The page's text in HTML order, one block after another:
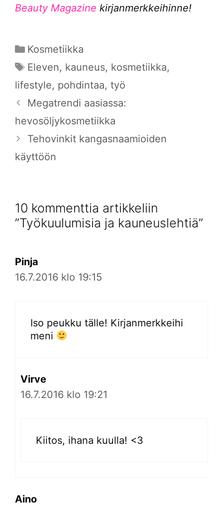
Beauty Magazine kirjanmerkkeihinne!
Kategoriat
Kosmetiikka
Avainsanat
Eleven, kauneus, kosmetiikka,
lifestyle, pohdintaa, työ
Megatrendi aasiassa:
hevosöljykosmetiikka
Tehovinkit kangasnaamioiden
käyttöön
10 kommenttia artikkeliin
”Työkuulumisia ja kauneuslehtiä”
Pinja
16.7.2016 klo 19:15
Iso peukku tälle! Kirjanmerkkeihi
meni
Virve
16.7.2016 klo 19:21
Kiitos, ihana kuulla! <3
Aino